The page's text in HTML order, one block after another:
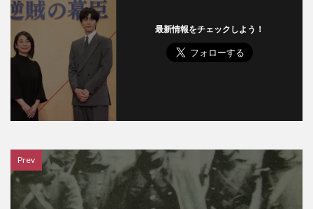
最新情報をチェックしよう！
Prev